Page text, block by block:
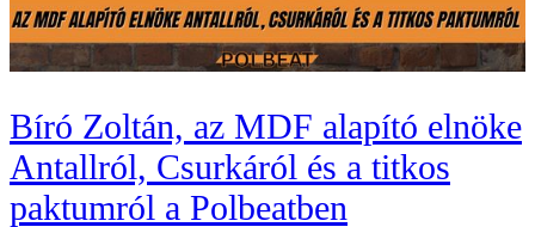
Bíró Zoltán, az MDF alapító elnöke
Antallról, Csurkáról és a titkos
paktumról a Polbeatben